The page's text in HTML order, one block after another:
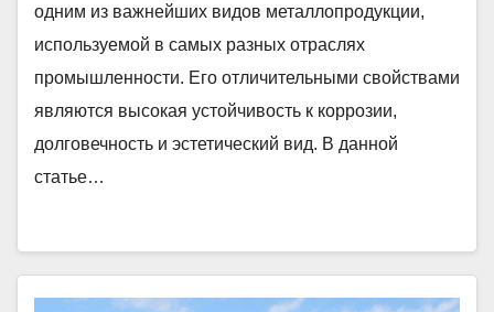
одним из важнейших видов металлопродукции,
используемой в самых разных отраслях
промышленности. Его отличительными свойствами
являются высокая устойчивость к коррозии,
долговечность и эстетический вид. В данной
статье…